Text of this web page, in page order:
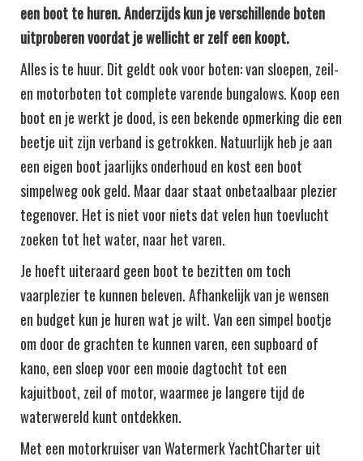
een boot te huren. Anderzijds kun je verschillende boten
uitproberen voordat je wellicht er zelf een koopt.
Alles is te huur. Dit geldt ook voor boten: van sloepen, zeil-
en motorboten tot complete varende bungalows. Koop een
boot en je werkt je dood, is een bekende opmerking die een
beetje uit zijn verband is getrokken. Natuurlijk heb je aan
een eigen boot jaarlijks onderhoud en kost een boot
simpelweg ook geld. Maar daar staat onbetaalbaar plezier
tegenover. Het is niet voor niets dat velen hun toevlucht
zoeken tot het water, naar het varen.
Je hoeft uiteraard geen boot te bezitten om toch
vaarplezier te kunnen beleven. Afhankelijk van je wensen
en budget kun je huren wat je wilt. Van een simpel bootje
om door de grachten te kunnen varen, een supboard of
kano, een sloep voor een mooie dagtocht tot een
kajuitboot, zeil of motor, waarmee je langere tijd de
waterwereld kunt ontdekken.
Met een motorkruiser van Watermerk YachtCharter uit